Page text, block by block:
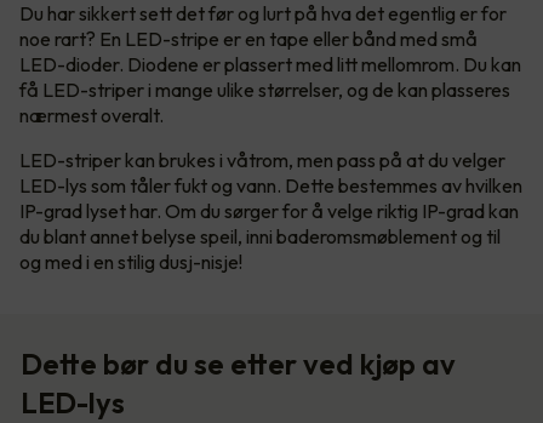
Du har sikkert sett det før og lurt på hva det egentlig er for
noe rart? En LED-stripe er en tape eller bånd med små
LED-dioder. Diodene er plassert med litt mellomrom. Du kan
få LED-striper i mange ulike størrelser, og de kan plasseres
nærmest overalt.
LED-striper kan brukes i våtrom, men pass på at du velger
LED-lys som tåler fukt og vann. Dette bestemmes av hvilken
IP-grad lyset har. Om du sørger for å velge riktig IP-grad kan
du blant annet belyse speil, inni baderomsmøblement og til
og med i en stilig dusj-nisje!
Dette bør du se etter ved kjøp av
LED-lys